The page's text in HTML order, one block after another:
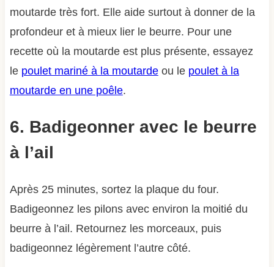
moutarde très fort. Elle aide surtout à donner de la
profondeur et à mieux lier le beurre. Pour une
recette où la moutarde est plus présente, essayez
le poulet mariné à la moutardeou le poulet à la
moutarde en une poêle.
6. Badigeonner avec le beurre
à l’ail
Après 25 minutes, sortez la plaque du four.
Badigeonnez les pilons avec environ la moitié du
beurre à l’ail. Retournez les morceaux, puis
badigeonnez légèrement l’autre côté.